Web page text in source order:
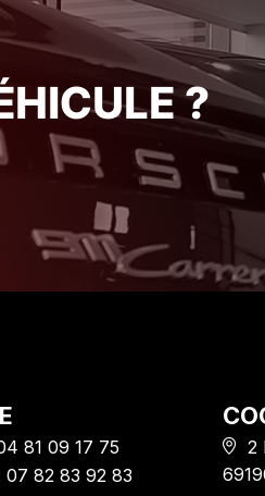
accueil et leur gentillesse Je
vous conseille vraiment ce
Garage suite à mon expérience
Olivier. C
?
81 09 17 75
07 82 83 92 83
2